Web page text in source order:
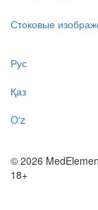
Стоковые
Рус
Қаз
O'z
© 2026
18+